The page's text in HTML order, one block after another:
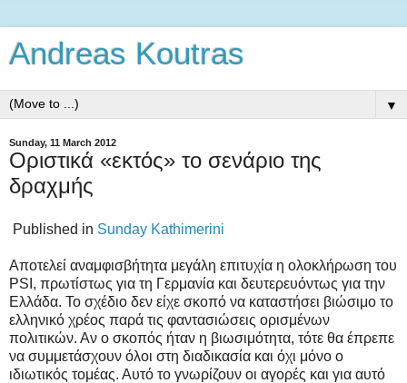
Andreas Koutras
▼
Sunday, 11 March 2012
Oριστικά «εκτός» το σενάριο της
δραχμής
Published in Sunday Kathimerini
Αποτελεί αναμφισβήτητα μεγάλη επιτυχία η ολοκλήρωση του
PSI, πρωτίστως για τη Γερμανία και δευτερευόντως για την
Ελλάδα. Το σχέδιο δεν είχε σκοπό να καταστήσει βιώσιμο το
ελληνικό χρέος παρά τις φαντασιώσεις ορισμένων
πολιτικών. Αν ο σκοπός ήταν η βιωσιμότητα, τότε θα έπρεπε
να συμμετάσχουν όλοι στη διαδικασία και όχι μόνο ο
ιδιωτικός τομέας. Αυτό το γνωρίζουν οι αγορές και για αυτό